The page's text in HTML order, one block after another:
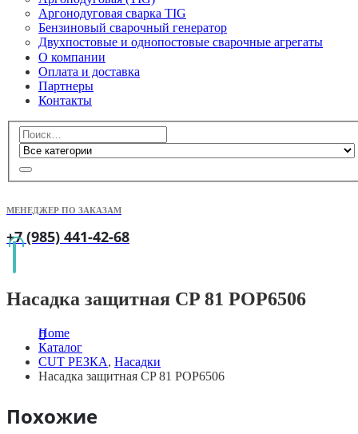
Аргонодуговая сварка TIG
Бензиновый сварочный генератор
Двухпостовые и однопостовые сварочные агрегаты
О компании
Оплата и доставка
Партнеры
Контакты
МЕНЕДЖЕР ПО ЗАКАЗАМ
+7 (985) 441-42-68
Насадка защитная CP 81 POP6506
Home
Каталог
CUT РЕЗКА, Насадки
Насадка защитная CP 81 POP6506
Похожие